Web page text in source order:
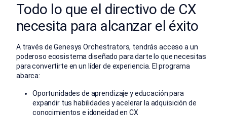
Todo lo que el directivo de CX
necesita para alcanzar el éxito
A través de Genesys Orchestrators, tendrás acceso a un
poderoso ecosistema diseñado para darte lo que necesitas
para convertirte en un líder de experiencia. El programa
abarca:
Oportunidades de aprendizaje y educación para
expandir tus habilidades y acelerar la adquisición de
conocimientos e idoneidad en CX